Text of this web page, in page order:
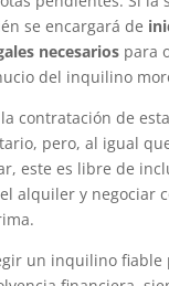
se encargará de
necesariospara
del inquilino
contratación de
pero, al igual
este es libre de
alquiler y negociar
un inquilino fiable